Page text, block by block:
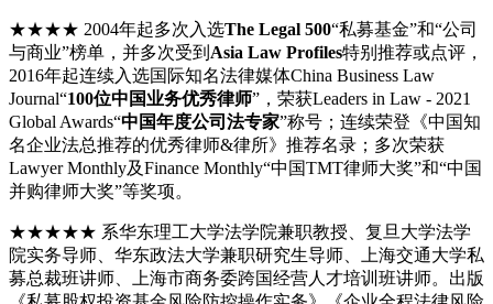
★★★★ 2004年起多次入选The Legal 500“私募基金”和“公司
与商业”榜单，并多次受到 Asia Law Profiles特别推荐或点评，
2016年起连续入选国际知名法律媒体China Business Law
Journal“100位中国业务优秀律师”，荣获Leaders in Law - 2021
Global Awards“中国年度公司法专家”称号；连续荣登《中国知
名企业法总推荐的优秀律师&律所》推荐名录；多次荣获
Lawyer Monthly及Finance Monthly“中国TMT律师大奖”和“中国
并购律师大奖”等奖项。
★★★★★ 系华东理工大学法学院兼职教授、复旦大学法学
院实务导师、华东政法大学兼职研究生导师、上海交通大学私
募总裁班讲师、上海市商务委跨国经营人才培训班讲师。出版